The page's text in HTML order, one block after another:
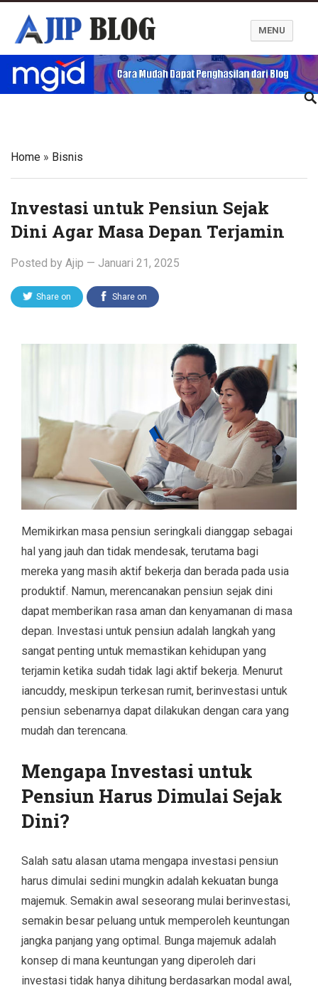
Ajip Blog
MENU
Home » Bisnis
Investasi untuk Pensiun Sejak
Dini Agar Masa Depan Terjamin
Posted by Ajip — Januari 21, 2025
Share on Share on
Memikirkan masa pensiun seringkali dianggap sebagai
hal yang jauh dan tidak mendesak, terutama bagi
mereka yang masih aktif bekerja dan berada pada usia
produktif. Namun, merencanakan pensiun sejak dini
dapat memberikan rasa aman dan kenyamanan di masa
depan. Investasi untuk pensiun adalah langkah yang
sangat penting untuk memastikan kehidupan yang
terjamin ketika sudah tidak lagi aktif bekerja. Menurut
iancuddy, meskipun terkesan rumit, berinvestasi untuk
pensiun sebenarnya dapat dilakukan dengan cara yang
mudah dan terencana.
Mengapa Investasi untuk
Pensiun Harus Dimulai Sejak
Dini?
Salah satu alasan utama mengapa investasi pensiun
harus dimulai sedini mungkin adalah kekuatan bunga
majemuk. Semakin awal seseorang mulai berinvestasi,
semakin besar peluang untuk memperoleh keuntungan
jangka panjang yang optimal. Bunga majemuk adalah
konsep di mana keuntungan yang diperoleh dari
investasi tidak hanya dihitung berdasarkan modal awal,